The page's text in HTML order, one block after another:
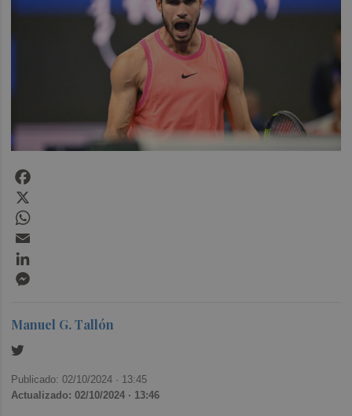
Manuel G. Tallón
Publicado: 02/10/2024 · 13:45
Actualizado: 02/10/2024 · 13:46